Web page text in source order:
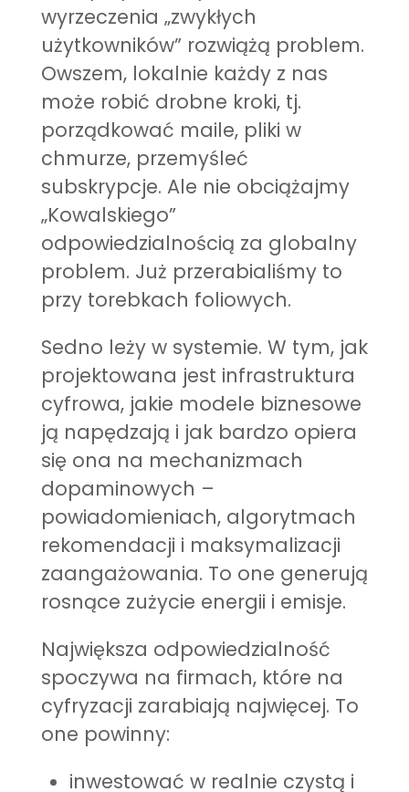
wyrzeczenia „zwykłych
użytkowników” rozwiążą problem.
Owszem, lokalnie każdy z nas
może robić drobne kroki, tj.
porządkować maile, pliki w
chmurze, przemyśleć
subskrypcje. Ale nie obciążajmy
„Kowalskiego”
odpowiedzialnością za globalny
problem. Już przerabialiśmy to
przy torebkach foliowych.
Sedno leży w systemie. W tym, jak
projektowana jest infrastruktura
cyfrowa, jakie modele biznesowe
ją napędzają i jak bardzo opiera
się ona na mechanizmach
dopaminowych –
powiadomieniach, algorytmach
rekomendacji i maksymalizacji
zaangażowania. To one generują
rosnące zużycie energii i emisje.
Największa odpowiedzialność
spoczywa na firmach, które na
cyfryzacji zarabiają najwięcej. To
one powinny:
inwestować w realnie czystą i